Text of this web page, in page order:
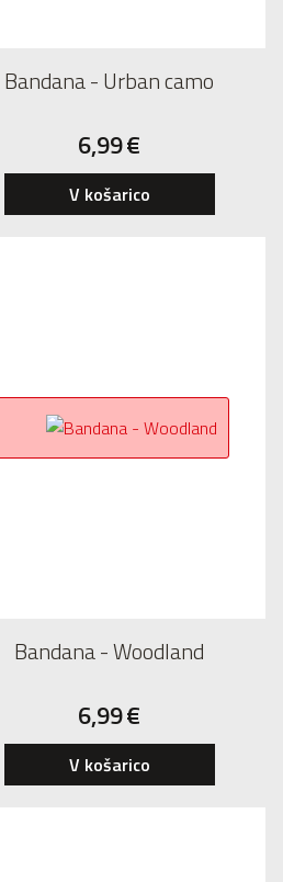
Bandana - Urban camo
6,99€
V košarico
Bandana - Woodland
6,99€
V košarico